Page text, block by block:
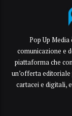
Pop Up
comunicazione e
piattaforma che
un’offerta
cartacei e digitali,